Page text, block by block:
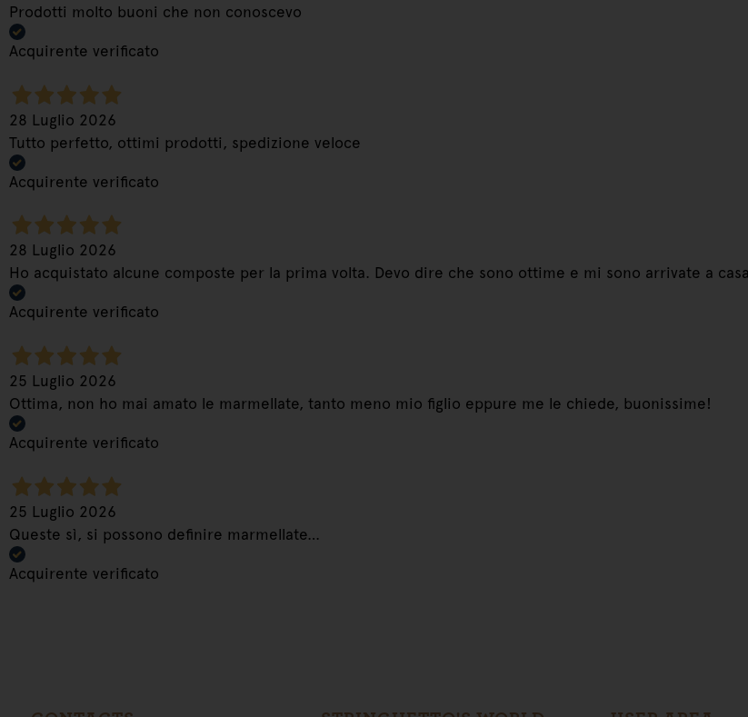
Prodotti molto buoni che non conoscevo
Acquirente verificato
28 Luglio 2026
Tutto perfetto, ottimi prodotti, spedizione veloce
Acquirente verificato
28 Luglio 2026
Ho acquistato alcune composte per la prima volta. Devo dire che sono ottime e mi sono arrivate a
Acquirente verificato
25 Luglio 2026
Ottima, non ho mai amato le marmellate, tanto meno mio figlio eppure me le chiede, buonissime!
Acquirente verificato
25 Luglio 2026
Queste sì, si possono definire marmellate…
Acquirente verificato